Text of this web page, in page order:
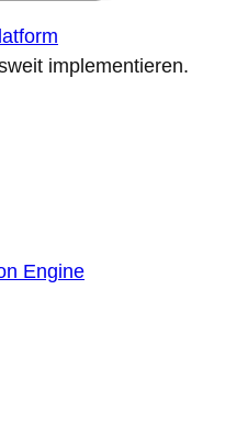
implementieren.
Engine